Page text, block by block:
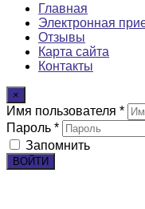
Главная
Электронная
Отзывы
Карта сайта
Контакты
×
Имя пользователя *
Пароль *
Запомнить
ВОЙТИ